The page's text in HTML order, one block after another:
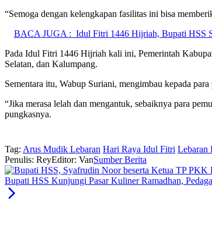
“Semoga dengan kelengkapan fasilitas ini bisa
BACA JUGA : Idul Fitri 1446 Hijriah, Bupati HSS
Pada Idul Fitri 1446 Hijriah kali ini, Pemerintah
Selatan, dan Kalumpang.
Sementara itu, Wabup Suriani, mengimbau kepada
“Jika merasa lelah dan mengantuk, sebaiknya para
pungkasnya.
Tag: Arus Mudik Lebaran Hari Raya Idul Fitri Lebaran
Penulis: ReyEditor: VanSumber Berita
Bupati HSS Kunjungi Pasar Kuliner Ramadhan,